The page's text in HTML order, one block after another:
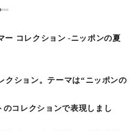
123
ー コレクション -ニッポンの夏
クション。テーマは“ニッポンの
コレクションで表現しまし